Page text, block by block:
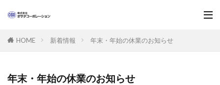
HOME 新着情報 年末・年始の休業のお知らせ
年末・年始の休業のお知らせ